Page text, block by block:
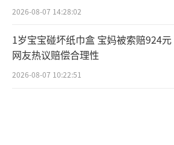
2026-08-07 14:28:02
1岁宝宝碰坏纸巾盒 宝妈被索赔924元
网友热议赔偿合理性
2026-08-07 10:22:51